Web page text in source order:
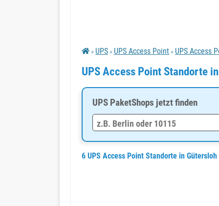
» UPS » UPS Access Point » UPS Access
UPS Access Point Standorte
UPS PaketShops jetzt finden
6 UPS Access Point Standorte in